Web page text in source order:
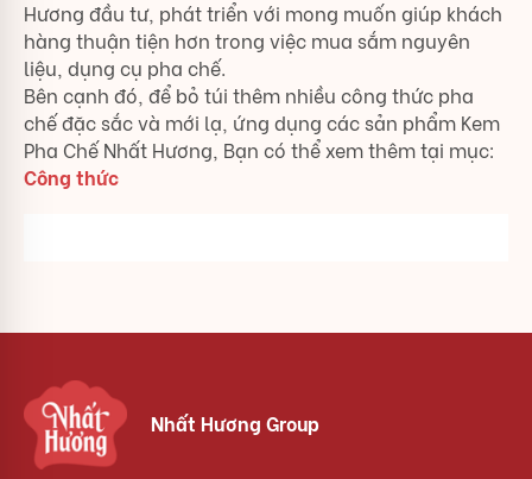
Hương đầu tư, phát triển với mong muốn giúp khách
hàng thuận tiện hơn trong việc mua sắm nguyên
liệu, dụng cụ pha chế.
Bên cạnh đó, để bỏ túi thêm nhiều công thức pha
chế đặc sắc và mới lạ, ứng dụng các sản phẩm Kem
Pha Chế Nhất Hương, Bạn có thể xem thêm tại mục:
Công thức
Nhất Hương Group